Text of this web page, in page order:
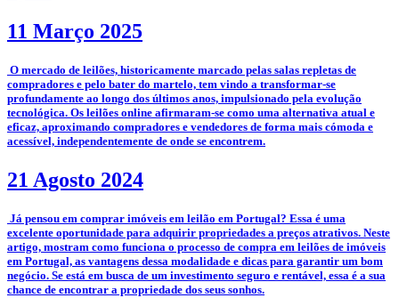
11 Março 2025
­­­­ O mercado de leilões, historicamente marcado pelas salas repletas de
compradores e pelo bater do martelo, tem vindo a transformar-se
profundamente ao longo dos últimos anos, impulsionado pela evolução
tecnológica. Os leilões online afirmaram-se como uma alternativa atual e
eficaz, aproximando compradores e vendedores de forma mais cómoda e
acessível, independentemente de onde se encontrem.
21 Agosto 2024
­ Já pensou em comprar imóveis em leilão em Portugal? Essa é uma
excelente oportunidade para adquirir propriedades a preços atrativos. Neste
artigo, mostram como funciona o processo de compra em leilões de imóveis
em Portugal, as vantagens dessa modalidade e dicas para garantir um bom
negócio. Se está em busca de um investimento seguro e rentável, essa é a sua
chance de encontrar a propriedade dos seus sonhos.